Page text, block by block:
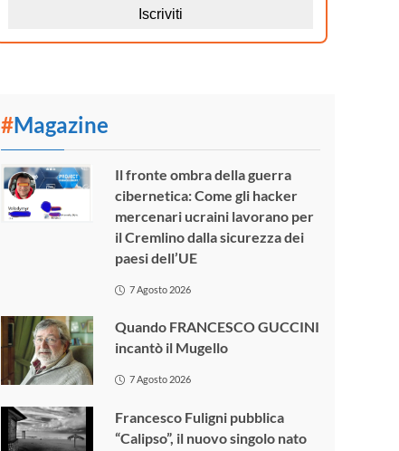
#Magazine
Il fronte ombra della guerra
cibernetica: Come gli hacker
mercenari ucraini lavorano per
il Cremlino dalla sicurezza dei
paesi dell’UE
7 Agosto 2026
Quando FRANCESCO GUCCINI
incantò il Mugello
7 Agosto 2026
Francesco Fuligni pubblica
“Calipso”, il nuovo singolo nato